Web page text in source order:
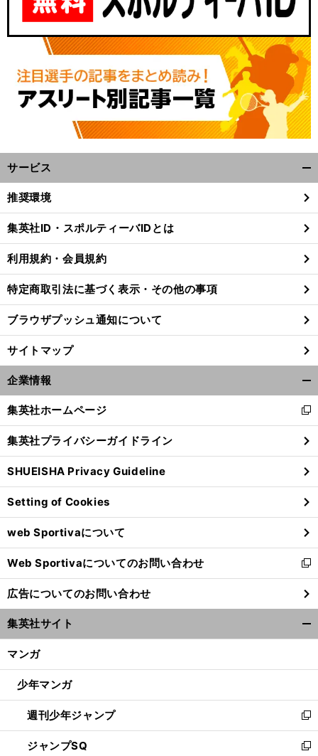
サービス
閉
る
推奨環境
集英社ID・スポルティーバIDとは
利用規約・会員規約
特定商取引法に基づく表示・その他の事項
ブラウザプッシュ通知について
サイトマップ
企業情報
閉
る
集英社ホームページ
新
し
い
ウ
ィ
ン
ド
ウ
で
開
く
集英社プライバシーガイドライン
SHUEISHA Privacy Guideline
Setting of Cookies
web Sportivaについて
Web Sportivaについてのお問い合わせ
新
し
い
ウ
ィ
ン
ウ
開
く
広告についてのお問い合わせ
集英社サイト
マンガ
少年マンガ
週刊少年ジャンプ
新
し
い
ジャンプSQ
新